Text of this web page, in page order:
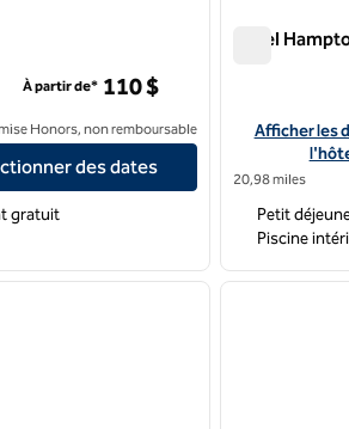
& Suites Murray
À partir de* 110 $
Honors, non remboursable
des dates
gratuit
Hôtel
Afficher les
Afficher les
20,98 miles
Petit
Piscine
image suivante
1 sur 12